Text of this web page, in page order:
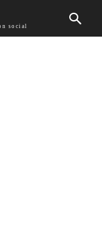
social